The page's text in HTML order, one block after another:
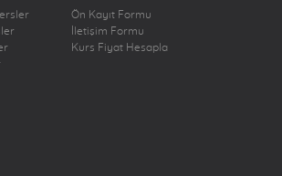
Ön Kayıt Formu
İletişim Formu
Kurs Fiyat Hesapla